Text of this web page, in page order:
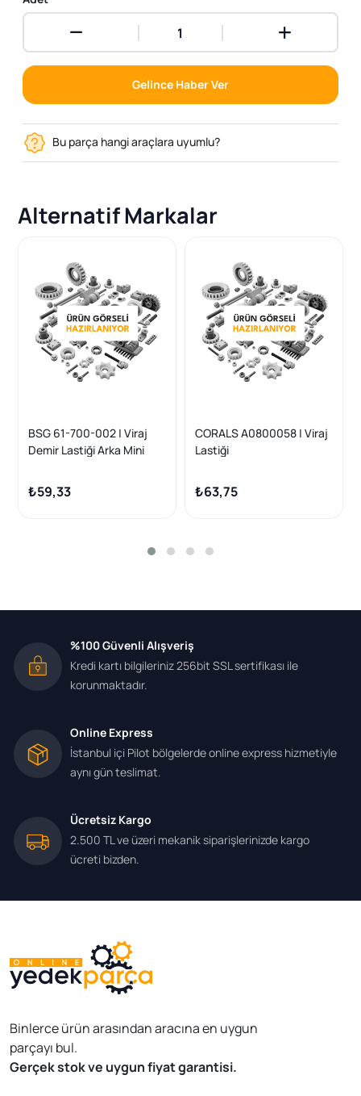
Gelince Haber Ver
Bu parça hangi araçlara uyumlu?
Alternatif Markalar
BSG 61-700-002 | Viraj
Demir Lastiği Arka Mini
₺59,33
CORALS A0800058 | Viraj
Lastiği
₺63,75
%100 Güvenli Alışveriş
Kredi kartı bilgileriniz 256bit SSL sertifikası ile
korunmaktadır.
Online Express
İstanbul içi Pilot bölgelerde online express hizmetiyle
aynı gün teslimat.
Ücretsiz Kargo
2.500 TL ve üzeri mekanik siparişlerinizde kargo
ücreti bizden.
Binlerce ürün arasından aracına en uygun
parçayı bul.
Gerçek stok ve uygun fiyat garantisi.